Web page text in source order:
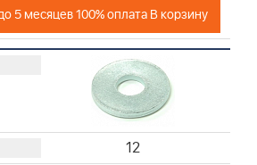
5 месяцев 100% оплата В корзину
12